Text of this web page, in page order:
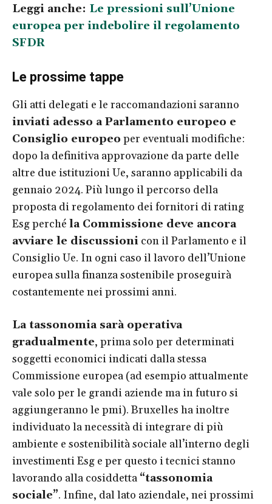
Leggi anche: Le pressioni sull’Unione
europea per indebolire il regolamento
SFDR
Le prossime tappe
Gli atti delegati e le raccomandazioni saranno
inviati adesso a Parlamento europeo e
Consiglio europeo per eventuali modifiche:
dopo la definitiva approvazione da parte delle
altre due istituzioni Ue, saranno applicabili da
gennaio 2024. Più lungo il percorso della
proposta di regolamento dei fornitori di rating
Esg perché la Commissione deve ancora
avviare le discussioni con il Parlamento e il
Consiglio Ue. In ogni caso il lavoro dell’Unione
europea sulla finanza sostenibile proseguirà
costantemente nei prossimi anni.
La tassonomia sarà operativa
gradualmente, prima solo per determinati
soggetti economici indicati dalla stessa
Commissione europea (ad esempio attualmente
vale solo per le grandi aziende ma in futuro si
aggiungeranno le pmi). Bruxelles ha inoltre
individuato la necessità di integrare di più
ambiente e sostenibilità sociale all’interno degli
investimenti Esg e per questo i tecnici stanno
lavorando alla cosiddetta “tassonomia
sociale”. Infine, dal lato aziendale, nei prossimi